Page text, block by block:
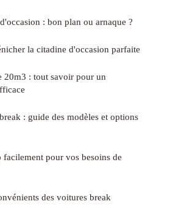
: bon plan ou arnaque ?
la citadine d'occasion parfaite
20m3 : tout savoir pour un
: guide des modèles et options
pour vos besoins de
des voitures break